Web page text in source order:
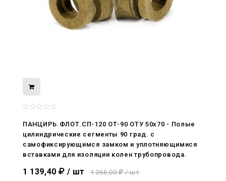
ПАНЦИРЬ.ФЛОТ.СП-120 ОТ-90 ОТУ 50x70 - Полые
цилиндрические сегменты 90 град. с
самофиксирующимся замком и уплотняющимися
вставками для изоляции колен трубопровода.
1 139,40 / шт 1 266,00 / шт
С Днём Победы. Память, которая с